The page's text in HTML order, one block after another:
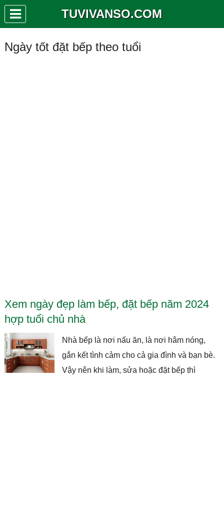
TUVIVANSO.COM
Ngày tốt đặt bếp theo tuổi
Xem ngày đẹp làm bếp, đặt bếp năm 2024
hợp tuổi chủ nhà
Nhà bếp là nơi nấu ăn, là nơi hâm nóng,
gắn kết tình cảm cho cả gia đình và bạn bè.
Vậy nên khi làm, sửa hoặc đặt bếp thì